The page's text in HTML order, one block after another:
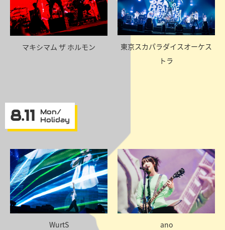
マキシマム ザ ホルモン
東京スカパラダイスオーケス
トラ
8.11
Mon/
Holiday
WurtS ano